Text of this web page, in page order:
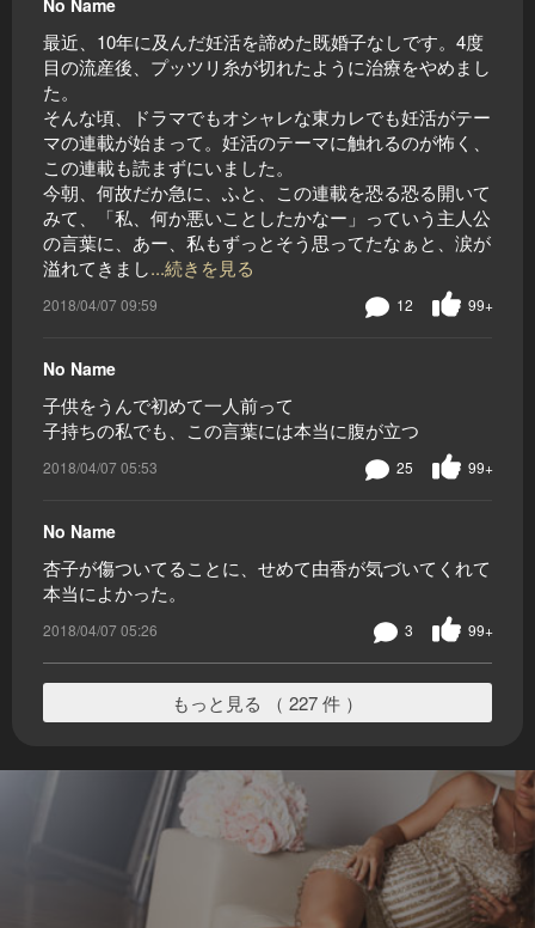
No Name
最近、10年に及んだ妊活を諦めた既婚子なしです。4度
目の流産後、プッツリ糸が切れたように治療をやめまし
た。
そんな頃、ドラマでもオシャレな東カレでも妊活がテー
マの連載が始まって。妊活のテーマに触れるのが怖く、
この連載も読まずにいました。
今朝、何故だか急に、ふと、この連載を恐る恐る開いて
みて、「私、何か悪いことしたかなー」っていう主人公
の言葉に、あー、私もずっとそう思ってたなぁと、涙が
溢れてきまし...続きを見る
2018/04/07 09:59 99+
12
No Name
子供をうんで初めて一人前って
子持ちの私でも、この言葉には本当に腹が立つ
2018/04/07 05:53 99+
25
No Name
杏子が傷ついてることに、せめて由香が気づいてくれて
本当によかった。
2018/04/07 05:26 99+
3
もっと見る （ 227 件 ）